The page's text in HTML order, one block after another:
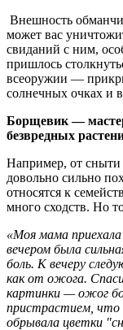
Внешность
может вас
свиданий с ним,
пришлось
всеоружии —
солнечных очках и
Борщевик —
безвредных
Например, от сныти
довольно сильно
относятся к
много сходств. Но
«Моя мама
вечером была
боль. К вечеру
как от ожога.
картинки — ожог
пристрастием, что
обрывала цветки